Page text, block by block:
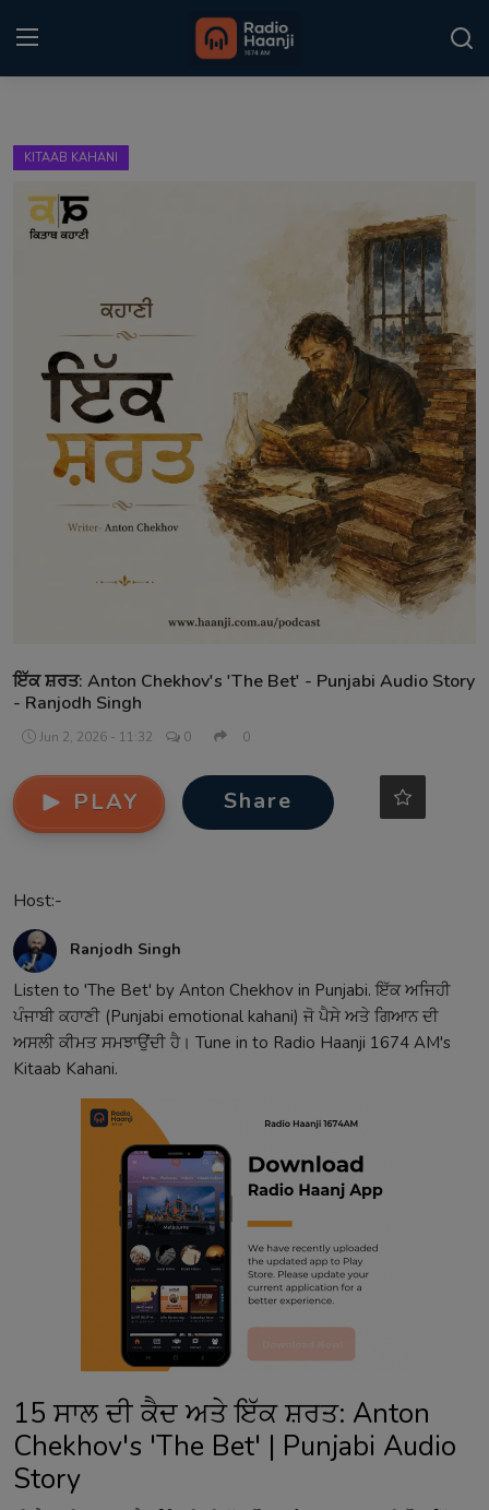
Punjabi Podcast
Sponsors
Matrimonial
Event
Contact
KITAAB KAHANI
ਇੱਕ ਸ਼ਰਤ: Anton Chekhov's 'The Bet' - Punjabi Audio Story
- Ranjodh Singh
Jun 2, 2026 - 11:32 0 0
PLAY Share
Host:-
Ranjodh Singh
Listen to 'The Bet' by Anton Chekhov in Punjabi. ਇੱਕ ਅਜਿਹੀ
ਪੰਜਾਬੀ ਕਹਾਣੀ (Punjabi emotional kahani) ਜੋ ਪੈਸੇ ਅਤੇ ਗਿਆਨ ਦੀ
ਅਸਲੀ ਕੀਮਤ ਸਮਝਾਉਂਦੀ ਹੈ। Tune in to Radio Haanji 1674 AM's
Kitaab Kahani.
15 ਸਾਲ ਦੀ ਕੈਦ ਅਤੇ ਇੱਕ ਸ਼ਰਤ: Anton
Chekhov's 'The Bet' | Punjabi Audio
Story